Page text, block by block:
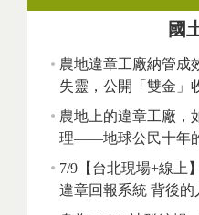
國
農地違章工廠納管成
失靈，公開「雙金」
農地上的違章工廠，
理——地球公民十年
7/9【台北現場+線上
違章回報系統 背後的